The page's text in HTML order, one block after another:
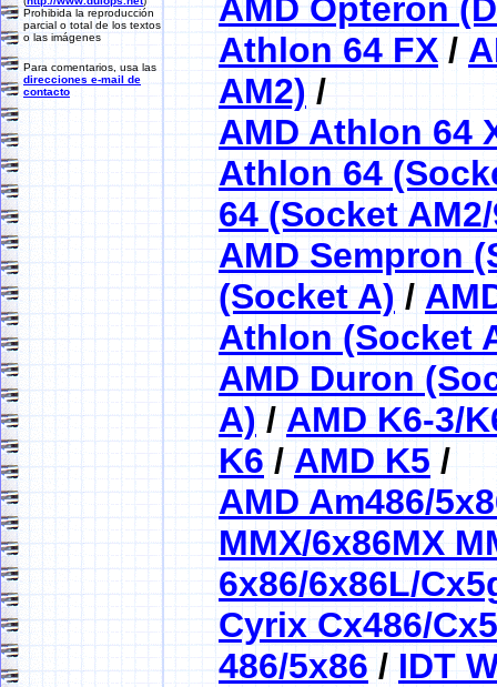
Prohibida la reproducción
parcial o total de los textos
o las imágenes
Para comentarios, usa las
direcciones e-mail de
contacto
AMD Opteron
Athlon 64 FX/
AM2)/
AMD Athlon 64
Athlon 64
64 (Socket
AMD Sempron
(Socket A)/
Athlon (Socket
AMD Duron
A)/AMD K6-3/
K6/AMD K5 /
AMD Am486/
MMX/6x86MX
6x86/6x86L/
Cyrix Cx486/
486/5x86/IDT